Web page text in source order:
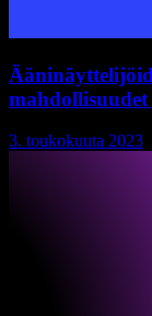
3. toukokuuta 2023